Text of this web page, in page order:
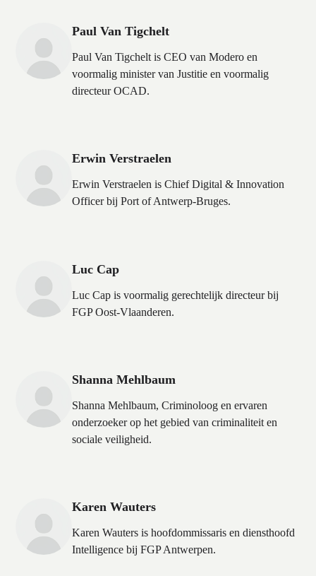
Paul Van Tigchelt
Paul Van Tigchelt is CEO van Modero en
voormalig minister van Justitie en voormalig
directeur OCAD.
Erwin Verstraelen
Erwin Verstraelen is Chief Digital & Innovation
Officer bij Port of Antwerp-Bruges.
Luc Cap
Luc Cap is voormalig gerechtelijk directeur bij
FGP Oost-Vlaanderen.
Shanna Mehlbaum
Shanna Mehlbaum, Criminoloog en ervaren
onderzoeker op het gebied van criminaliteit en
sociale veiligheid.
Karen Wauters
Karen Wauters is hoofdommissaris en diensthoofd
Intelligence bij FGP Antwerpen.